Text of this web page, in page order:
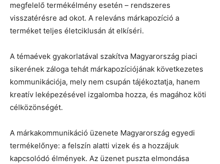
megfelelő termékélmény esetén – rendszeres
visszatérésre ad okot. A releváns márkapozíció a
terméket teljes életciklusán át elkíséri.
A témaévek gyakorlatával szakítva Magyarország piaci
sikerének záloga tehát márkapozíciójának következetes
kommunikációja, mely nem csupán tájékoztatja, hanem
kreatív leképezésével izgalomba hozza, és magához köti
célközönségét.
A márkakommunikáció üzenete Magyarország egyedi
termékelőnye: a felszín alatti vizek és a hozzájuk
kapcsolódó élmények. Az üzenet puszta elmondása